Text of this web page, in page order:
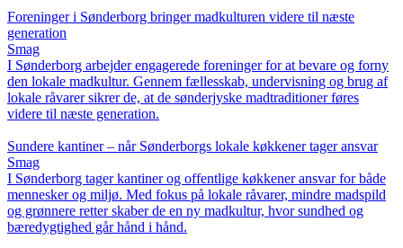
Foreninger i Sønderborg bringer madkulturen videre til næste
generation
Smag
I Sønderborg arbejder engagerede foreninger for at bevare og forny
den lokale madkultur. Gennem fællesskab, undervisning og brug af
lokale råvarer sikrer de, at de sønderjyske madtraditioner føres
videre til næste generation.
Sundere kantiner – når Sønderborgs lokale køkkener tager ansvar
Smag
I Sønderborg tager kantiner og offentlige køkkener ansvar for både
mennesker og miljø. Med fokus på lokale råvarer, mindre madspild
og grønnere retter skaber de en ny madkultur, hvor sundhed og
bæredygtighed går hånd i hånd.